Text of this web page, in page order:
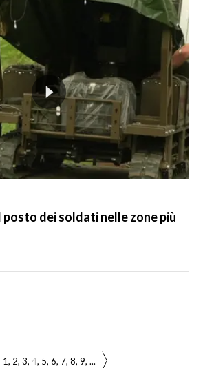
dei soldati nelle zone più
1 2 3 4 5 6 7 8 9 ...